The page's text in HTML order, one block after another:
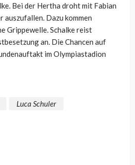
Bei der Hertha droht mit Fabian
auszufallen. Dazu kommen
Grippewelle. Schalke reist
an. Die Chancen auf
im Olympiastadion
Luca Schuler